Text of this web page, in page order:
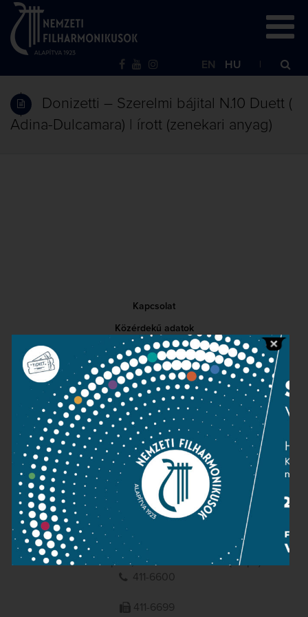
EN HU
Donizetti – Szerelmi bájital N.10 Duett (
Adina-Dulcamara) | írott (zenekari anyag)
Kapcsolat
Közérdekű adatok
Sajtószoba
Adatvédelem
Impresszum
NEMZETI
FILHARMONIKUSOK
1095 Budapest, Komor Marcell u. 1. (Müpa)
411-6600
411-6699